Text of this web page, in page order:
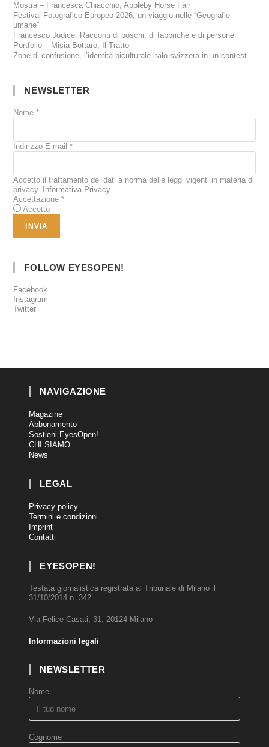
Mostra – Francesca Chiacchio, Appleby Horse Fair
Festival Fotografico Europeo 2026, un viaggio nelle “Geografie
umane”
Francesco Jodice, Racconti di boschi, di fabbriche e di persone
Portfolio – Misia Bottaro, Il Tratto
Zone di confusione, l’identità biculturale italo-svizzera in un contest
NEWSLETTER
Nome*
Indirizzo E-mail*
Accetto il trattamento dei dati a norma delle leggi vigenti in materia di
privacy.
Informativa Privacy
Accettazione*
Accetto
FOLLOW EYESOPEN!
Facebook
Instagram
Twitter
NAVIGAZIONE
Magazine
Abbonamento
Sostieni EyesOpen!
CHI SIAMO
News
LEGAL
Privacy policy
Termini e condizioni
Imprint
Contatti
EYESOPEN!
Testata giornalistica registrata al Tribunale di Milano il
31/10/2014 n. 342
Via Felice Casati, 31, 20124 Milano
Informazioni legali
NEWSLETTER
Nome
Cognome